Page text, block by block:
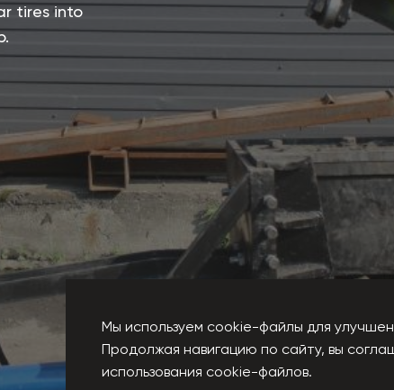
tires into
Мы используем cookie-файлы для
Продолжая навигацию по сайту, вы
использования cookie-файлов.